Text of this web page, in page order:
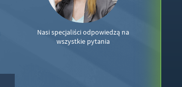
Nasi specjaliści odpowiedzą na
wszystkie pytania